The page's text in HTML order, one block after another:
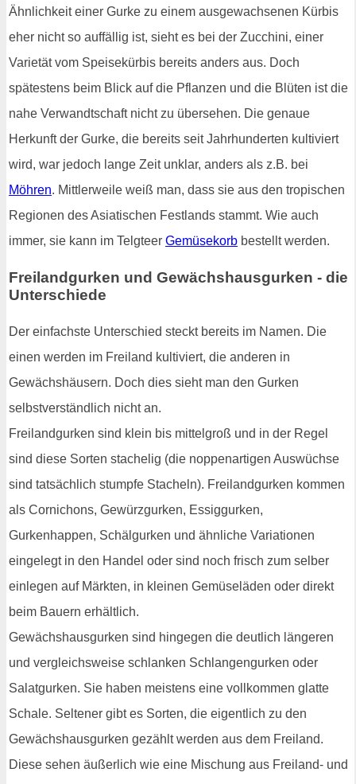
Ähnlichkeit einer Gurke zu einem ausgewachsenen Kürbis
eher nicht so auffällig ist, sieht es bei der Zucchini, einer
Varietät vom Speisekürbis bereits anders aus. Doch
spätestens beim Blick auf die Pflanzen und die Blüten ist die
nahe Verwandtschaft nicht zu übersehen. Die genaue
Herkunft der Gurke, die bereits seit Jahrhunderten kultiviert
wird, war jedoch lange Zeit unklar, anders als z.B. bei
Möhren. Mittlerweile weiß man, dass sie aus den tropischen
Regionen des Asiatischen Festlands stammt. Wie auch
immer, sie kann im Telgteer Gemüsekorb bestellt werden.
Freilandgurken und Gewächshausgurken - die
Unterschiede
Der einfachste Unterschied steckt bereits im Namen. Die
einen werden im Freiland kultiviert, die anderen in
Gewächshäusern. Doch dies sieht man den Gurken
selbstverständlich nicht an.
Freilandgurken sind klein bis mittelgroß und in der Regel
sind diese Sorten stachelig (die noppenartigen Auswüchse
sind tatsächlich stumpfe Stacheln). Freilandgurken kommen
als Cornichons, Gewürzgurken, Essiggurken,
Gurkenhappen, Schälgurken und ähnliche Variationen
eingelegt in den Handel oder sind noch frisch zum selber
einlegen auf Märkten, in kleinen Gemüseläden oder direkt
beim Bauern erhältlich.
Gewächshausgurken sind hingegen die deutlich längeren
und vergleichsweise schlanken Schlangengurken oder
Salatgurken. Sie haben meistens eine vollkommen glatte
Schale. Seltener gibt es Sorten, die eigentlich zu den
Gewächshausgurken gezählt werden aus dem Freiland.
Diese sehen äußerlich wie eine Mischung aus Freiland- und